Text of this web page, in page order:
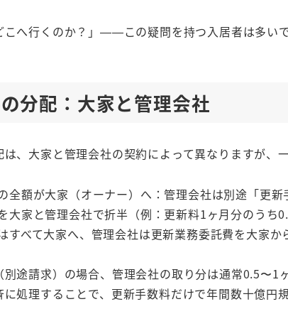
こへ行くのか？」——この疑問を持つ入居者は多い
分配：大家と管理会社
、大家と管理会社の契約によって異なりますが、
全額が大家（オーナー）へ：管理会社は別途「更
大家と管理会社で折半（例：更新料1ヶ月分のうち
すべて大家へ、管理会社は更新業務委託費を大家か
別途請求）の場合、管理会社の取り分は通常0.5〜
処理することで、更新手数料だけで年間数十億円